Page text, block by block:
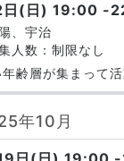
日(日) 19:00 -
、宇治
人数：制限なし
齢層が集まって活
年10月